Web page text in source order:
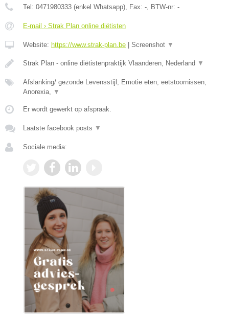
Tel: 0471980333 (enkel Whatsapp), Fax: -, BTW-nr: -
E-mail › Strak Plan online diëtisten
Website: https://www.strak-plan.be Screenshot ▼
Strak Plan - online diëtistenpraktijk Vlaanderen, Nederland ▼
Afslanking/ gezonde Levensstijl, Emotie eten, eetstoornissen,
Anorexia, ▼
Er wordt gewerkt op afspraak.
Laatste facebook posts ▼
Sociale media: